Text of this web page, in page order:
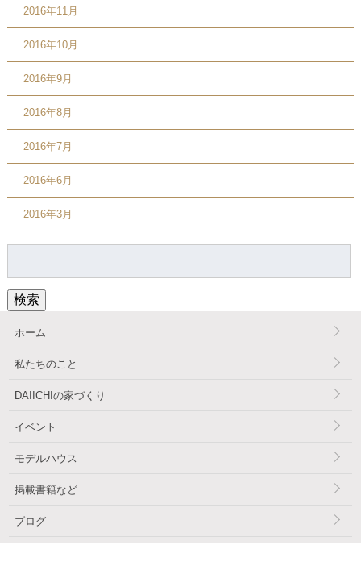
2016年11月
2016年10月
2016年9月
2016年8月
2016年7月
2016年6月
2016年3月
検索
ホーム
私たちのこと
DAIICHIの家づくり
イベント
モデルハウス
掲載書籍など
ブログ